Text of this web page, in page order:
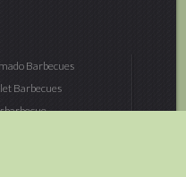
Barbecues
Barbecues